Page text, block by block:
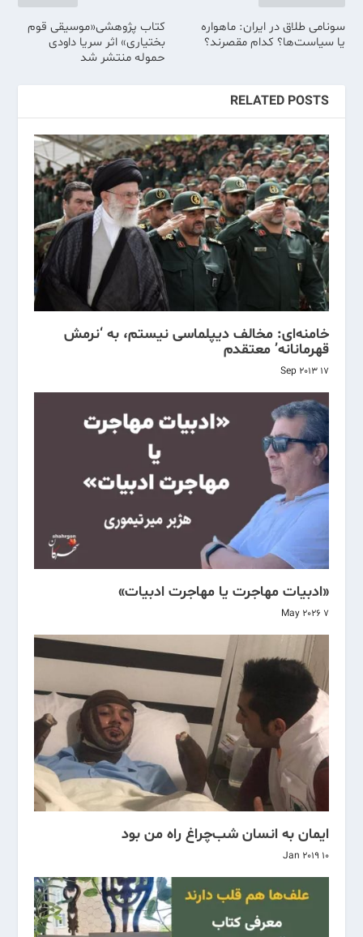
سونامی طلاق در ایران: ماهواره
یا سیاست‌ها؟ کدام مقصرند‌؟
کتاب پژوهشی«موسیقی قوم
بختیاری» اثر سریا داودی
حموله منتشر شد
RELATED POSTS
خامنه‌ای: مخالف دیپلماسی نیستم، به ‘نرمش
قهرمانانه’ معتقدم
17 Sep 2013
«ادبیات مهاجرت یا مهاجرت ادبیات»
7 May 2026
ایمان به انسان شب‌چراغ راه من بود
10 Jan 2019